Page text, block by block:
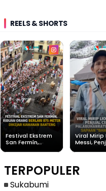
REELS & SHORTS
Festival Ekstrem
San Fermín,
Banteng
Viral Mirip
Messi,
"Bang
TERPOPULER
Sukabumi